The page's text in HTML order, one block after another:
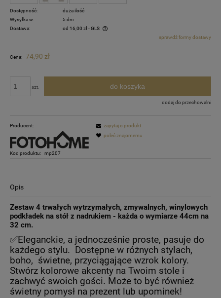
Dostępność:
duża ilość
Wysyłka w:
5 dni
Dostawa:
od 16,00 zł- GLS
Cena nie zawiera ewentualnych kosztów płatnościsprawdź formy dostawy
Cena: 74,90 zł
szt. do koszyka
dodaj do przechowalni
Producent:
Kod produktu: mp207
zapytaj o produkt
poleć znajomemu
Opis
Zestaw 4 trwałych wytrzymałych, zmywalnych, winylowych
podkładek na stół z nadrukiem - każda o wymiarze 44cm na
32 cm.
✅Eleganckie, a jednocześnie proste, pasuje do
każdego stylu. Dostępne w różnych stylach,
boho, świetne, przyciągające wzrok kolory.
Stwórz kolorowe akcenty na Twoim stole i
zachwyć swoich gości. Może to być również
świetny pomysł na prezent lub upominek!